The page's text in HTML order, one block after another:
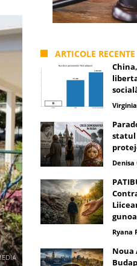
ARTICOLE RECENTE
statul
Denisa
Ryana
Noua